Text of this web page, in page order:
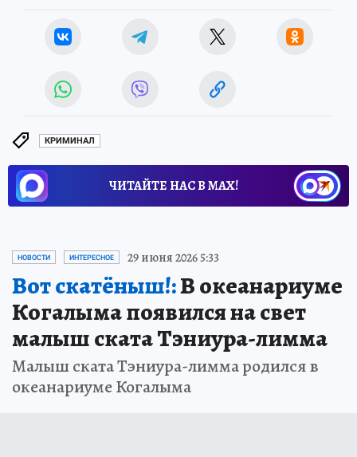
КРИМИНАЛ
ЧИТАЙТЕ НАС В МАХ!
НОВОСТИ ИНТЕРЕСНОЕ 29 июня 2026 5:33
Вот скатёныш!:В океанариуме
Когалыма появился на свет
малыш ската Тэниура-лимма
Малыш ската Тэниура-лимма родился в
океанариуме Когалыма